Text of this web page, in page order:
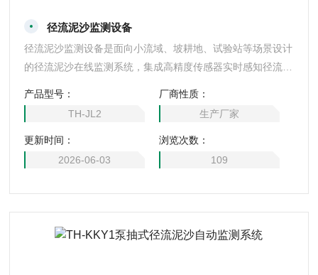
径流泥沙监测设备
径流泥沙监测设备是面向小流域、坡耕地、试验站等场景设计
的径流泥沙在线监测系统，集成高精度传感器实时感知径流量
腐结构，耐冲刷耐腐蚀，适应暴雨、高含沙等恶劣工况，支持
太阳能供电与无线远程通信，全天候无人值守自动运行，数据
实时上传云平台，为水土流失评估、生态治理及农业面源污染
防治提供精准可靠的径流泥沙数据支撑。
产品型号：
TH-JL2
厂商性质：
生产厂家
更新时间：
2026-06-03
浏览次数：
109